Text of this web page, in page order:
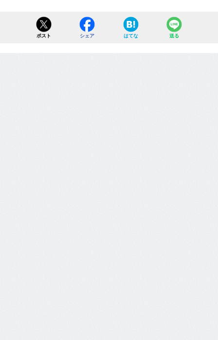
ポスト シェア はてな 送る